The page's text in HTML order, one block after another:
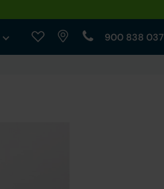
900 838 037